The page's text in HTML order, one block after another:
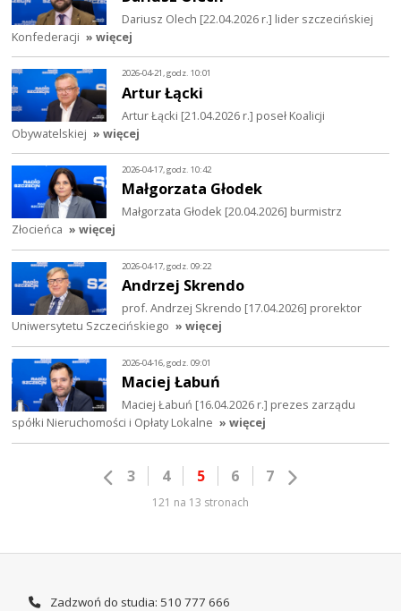
Dariusz Olech [22.04.2026 r.] lider szczecińskiej
Konfederacji » więcej
2026-04-21, godz. 10:01
Artur Łącki
Artur Łącki [21.04.2026 r.] poseł Koalicji
Obywatelskiej » więcej
2026-04-17, godz. 10:42
Małgorzata Głodek
Małgorzata Głodek [20.04.2026] burmistrz
Złocieńca » więcej
2026-04-17, godz. 09:22
Andrzej Skrendo
prof. Andrzej Skrendo [17.04.2026] prorektor
Uniwersytetu Szczecińskiego » więcej
2026-04-16, godz. 09:01
Maciej Łabuń
Maciej Łabuń [16.04.2026 r.] prezes zarządu
spółki Nieruchomości i Opłaty Lokalne » więcej
3 4 5 6 7
121 na 13 stronach
Zadzwoń do studia: 510 777 666